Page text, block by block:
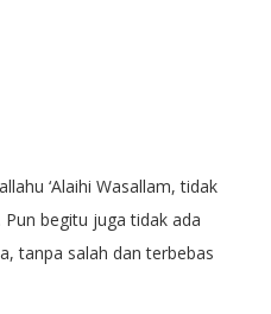
‘Alaihi Wasallam, tidak
begitu juga tidak ada
tanpa salah dan terbebas